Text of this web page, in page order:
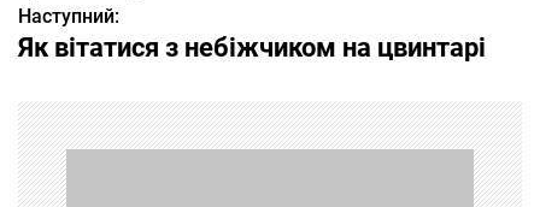
в
г
а
Наступний:
Як вітатися з небіжчиком на цвинтарі